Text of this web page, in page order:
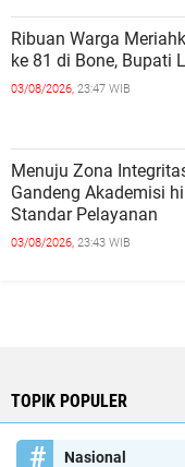
Ribuan Warga
ke 81 di Bone, Bupati
03/08/2026, 23:47 WIB
Menuju Zona
Gandeng Akademisi
Standar Pelayanan
03/08/2026, 23:43 WIB
TOPIK POPULER
Nasional